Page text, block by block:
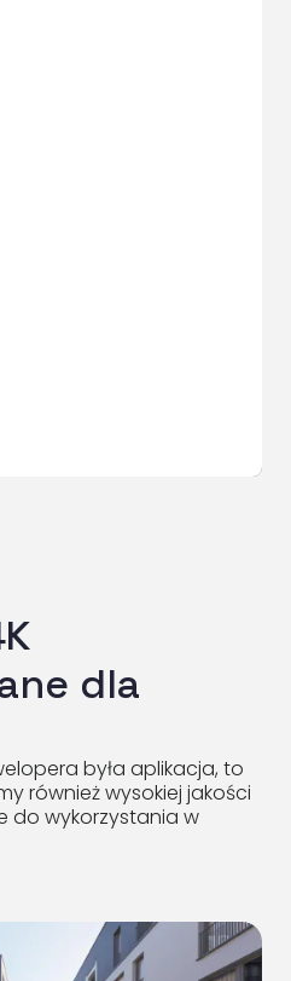
dla
była aplikacja, to
również wysokiej jakości
do wykorzystania w